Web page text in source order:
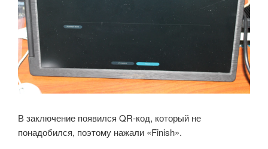
В заключение появился QR-код, который не
понадобился, поэтому нажали «Finish».